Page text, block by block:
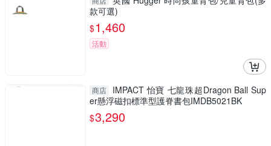
款可選)
$1,460
活動
商店
IMPACT 怡寶 七龍珠超Dragon Ball Sup
er懸浮磁扣標準型護脊書包IMDB5021BK
$3,290